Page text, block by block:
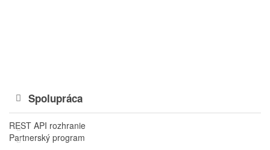
Spolupráca
REST API rozhranie
Partnerský program